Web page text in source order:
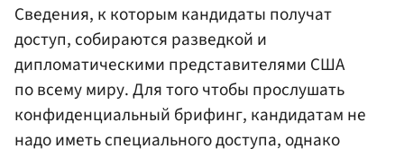
Сведения, к которым кандидаты получат
доступ, собираются разведкой и
дипломатическими представителями США
по всему миру. Для того чтобы прослушать
конфиденциальный брифинг, кандидатам не
надо иметь специального доступа, однако